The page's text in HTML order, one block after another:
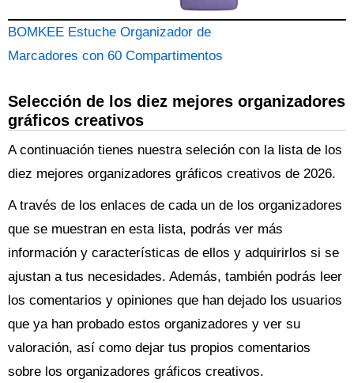
BOMKEE Estuche Organizador de
Marcadores con 60 Compartimentos
Selección de los diez mejores organizadores
gráficos creativos
A continuación tienes nuestra seleción con la lista de los
diez mejores organizadores gráficos creativos de 2026.
A través de los enlaces de cada un de los organizadores
que se muestran en esta lista, podrás ver más
información y características de ellos y adquirirlos si se
ajustan a tus necesidades. Además, también podrás leer
los comentarios y opiniones que han dejado los usuarios
que ya han probado estos organizadores y ver su
valoración, así como dejar tus propios comentarios
sobre los organizadores gráficos creativos.